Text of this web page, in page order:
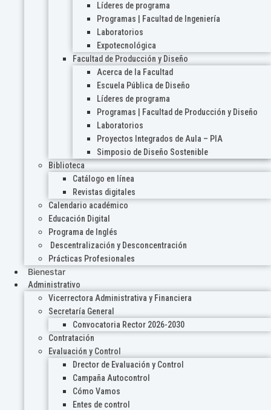
Líderes de programa
Programas | Facultad de Ingeniería
Laboratorios
Expotecnológica
Facultad de Producción y Diseño
Acerca de la Facultad
Escuela Pública de Diseño
Líderes de programa
Programas | Facultad de Producción y Diseño
Laboratorios
Proyectos Integrados de Aula – PIA
Simposio de Diseño Sostenible
Biblioteca
Catálogo en línea
Revistas digitales
Calendario académico
Educación Digital
Programa de Inglés
Descentralización y Desconcentración
Prácticas Profesionales
Bienestar
Administrativo
Vicerrectora Administrativa y Financiera
Secretaría General
Convocatoria Rector 2026-2030
Contratación
Evaluación y Control
Drector de Evaluación y Control
Campaña Autocontrol
Cómo Vamos
Entes de control